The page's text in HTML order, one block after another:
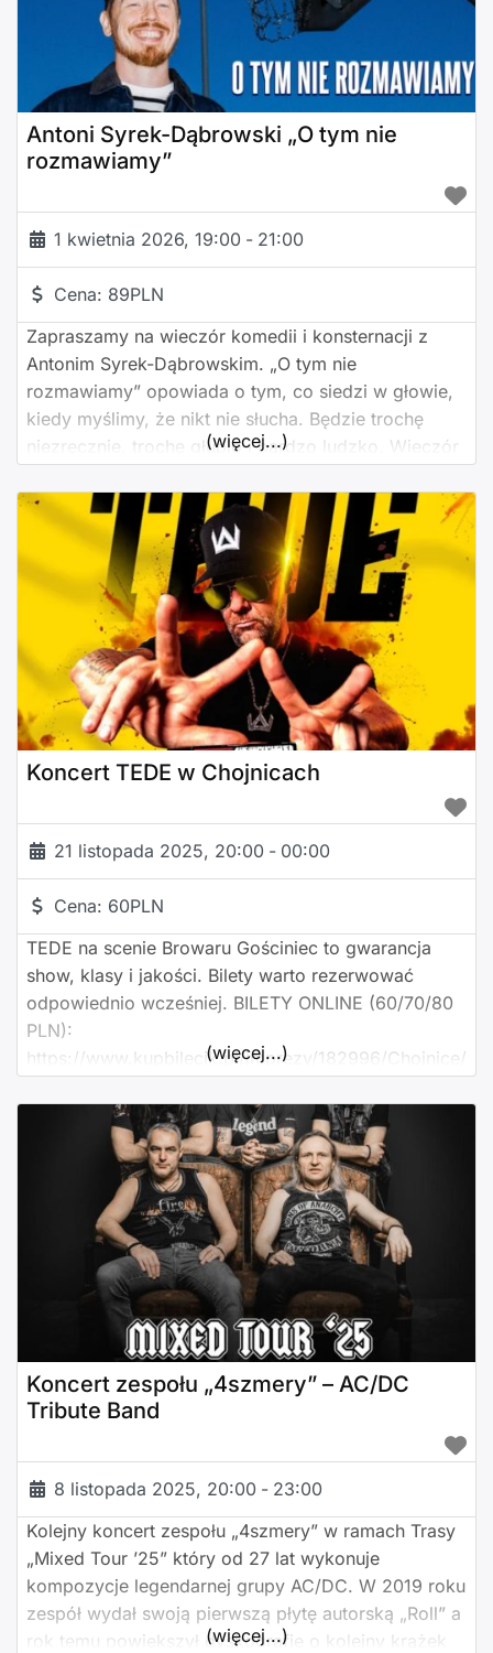
Antoni Syrek-Dąbrowski „O tym nie
rozmawiamy”
1 kwietnia 2026, 19:00 - 21:00
Cena: 89PLN
Zapraszamy na wieczór komedii i konsternacji z
Antonim Syrek-Dąbrowskim. „O tym nie
rozmawiamy” opowiada o tym, co siedzi w głowie,
kiedy myślimy, że nikt nie słucha. Będzie trochę
niezręcznie, trochę głupio i bardzo ludzko. Wieczór
czasem jedyną sensowną reakcją jest śmiech.
Support, nieoczywisty, Kuba Wilczek. Bilety :
https://bkb.pl/197139-59f2d * Wydarzenie dla
dorosłych!!! *
(więcej...)
Koncert TEDE w Chojnicach
21 listopada 2025, 20:00 - 00:00
Cena: 60PLN
TEDE na scenie Browaru Gościniec to gwarancja
show, klasy i jakości. Bilety warto rezerwować
odpowiednio wcześniej. BILETY ONLINE (60/70/80
PLN):
https://www.kupbilecik.pl/imprezy/182996/Chojnice/
(więcej...)
Koncert zespołu „4szmery” – AC/DC
Tribute Band
8 listopada 2025, 20:00 - 23:00
Kolejny koncert zespołu „4szmery” w ramach Trasy
„Mixed Tour ’25” który od 27 lat wykonuje
kompozycje legendarnej grupy AC/DC. W 2019 roku
zespół wydał swoją pierwszą płytę autorską „Roll” a
rok temu powiększył dyskografię o kolejny krążek
(więcej...)